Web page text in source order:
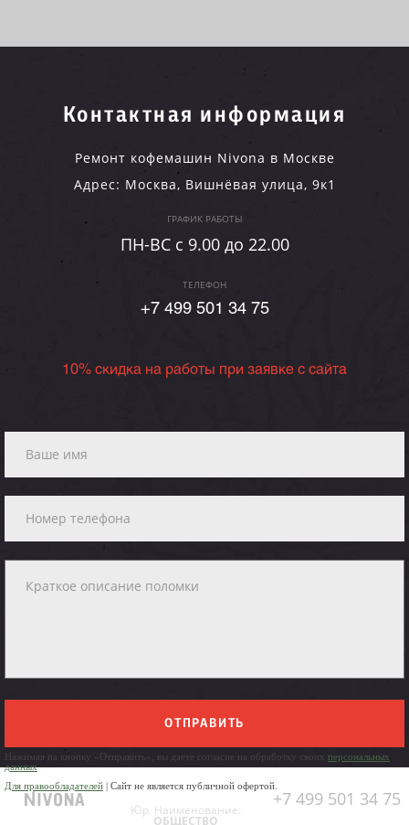
Контактная информация
Ремонт кофемашин Nivona в Москве
Адрес: Москва, Вишнёвая улица, 9к1
ГРАФИК РАБОТЫ
ПН-ВC c 9.00 до 22.00
ТЕЛЕФОН
+7 499 501 34 75
10% скидка на работы при заявке с сайта
ОТПРАВИТЬ
Нажимая на кнопку «Отправить», вы даете согласие на обработку своих персональных
данных
Для правообладателей | Сайт не является публичной офертой.
+7 499 501 34 75
Юр. Наименование:
ОБЩЕСТВО